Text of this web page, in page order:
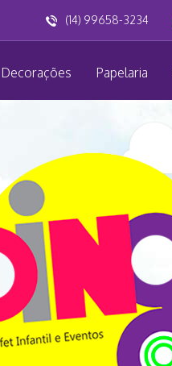
(14) 99658-3234
Decorações Papelaria